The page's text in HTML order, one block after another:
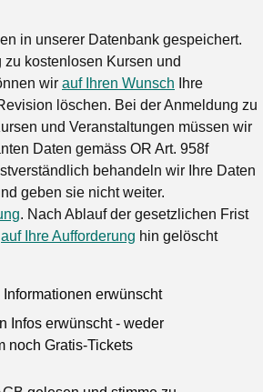
in unserer Datenbank gespeichert.
zu kostenlosen Kursen und
wir auf Ihren Wunsch Ihre
löschen. Bei der Anmeldung zu
und Veranstaltungen müssen wir
Daten gemäss OR Art. 958f
behandeln wir Ihre Daten
geben sie nicht weiter.
. Nach Ablauf der gesetzlichen Frist
auf Ihre Aufforderung hin gelöscht
erwünscht
Infos erwünscht - weder
noch Gratis-Tickets